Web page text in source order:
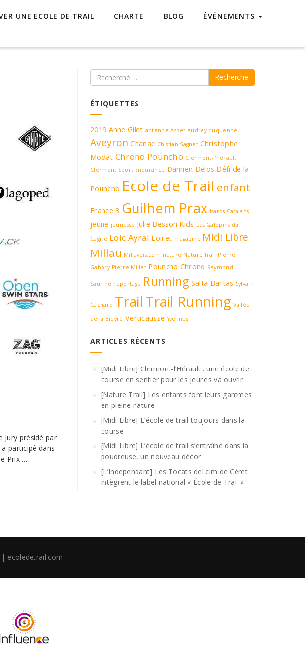
UNE ECOLE DE TRAIL CHARTE BLOG ÉVÉNEMENTS
jury présidé par
participé dans
Prix …
Recherche
ÉTIQUETTES
2019 Anne Gilet antenne Aspet audrey duquenne
Aveyron Chanac Chistian Sagnet Christophe
Modat Chrono Pouncho Clermont-l'hérault
Clermont Sport Endurance Damien Delos Défi de la
Pouncho Ecole de Trail enfant
France 3 Guilhem Prax Isards Catalans
jeune jeunesse Julie Besson Kids Les Galopins du
Cagire Loic Ayral Loiret magazine Midi Libre
Millau Millavois.com nature Nature Trail Pierre
Gabory Pierre Millet Pouncho Chrono Raymond
Saurine reportage Running Salta Bartas Sylvain
Cachard TrailTrail Running Vallée
de la Bièvre Verticausse Yvelines
ARTICLES RÉCENTS
[Midi Libre] Clermont-l’Hérault : une école de
course en sentier pour les jeunes va ouvrir
[Nature Trail] Les enfants font leurs gammes
en pleine nature
[Midi Libre] L’école de trail toujours dans la
course
[Midi Libre] L’école de trail s’entraîne dans la
poudreuse, un nouveau décor
[L’Independant] Les Tocats del cim de Céret
intègrent le label national « École de Trail »
ecoledetrail.com